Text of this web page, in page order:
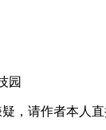
园
，请作者本人